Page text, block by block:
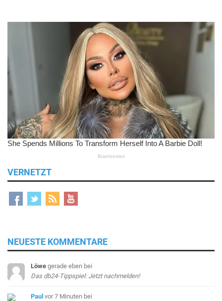
VERNETZT
NEUESTE KOMMENTARE
Löwe gerade eben bei
Das db24-Tippspiel: Jetzt nachmelden!
Paul vor 7 Minuten bei